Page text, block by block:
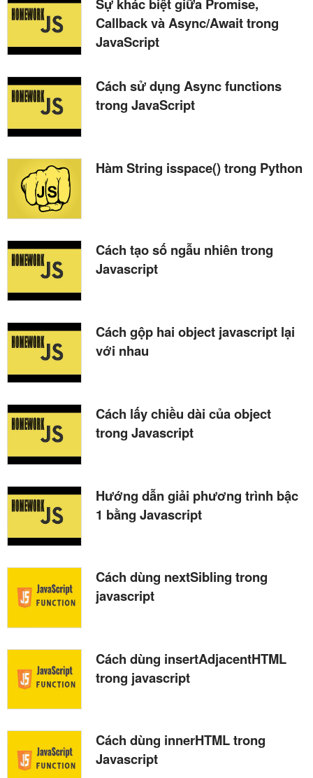
Callback và Async/Await trong
JavaScript
Cách sử dụng Async functions
trong JavaScript
Hàm String isspace() trong Python
Cách tạo số ngẫu nhiên trong
Javascript
Cách gộp hai object javascript lại
với nhau
Cách lấy chiều dài của object
trong Javascript
Hướng dẫn giải phương trình bậc
1 bằng Javascript
Cách dùng nextSibling trong
javascript
Cách dùng insertAdjacentHTML
trong javascript
Cách dùng innerHTML trong
Javascript